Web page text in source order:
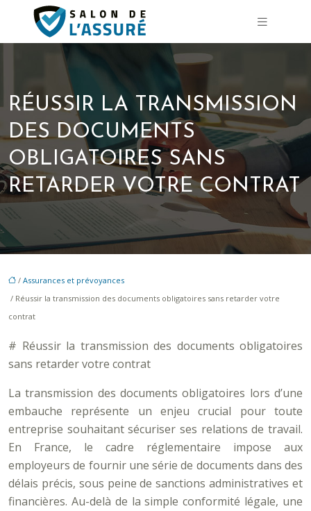
RÉUSSIR LA TRANSMISSION
DES DOCUMENTS
OBLIGATOIRES SANS
RETARDER VOTRE CONTRAT
/ Assurances et prévoyances
/ Réussir la transmission des documents obligatoires sans retarder votre
contrat
# Réussir la transmission des documents obligatoires
sans retarder votre contrat
La transmission des documents obligatoires lors d’une
embauche représente un enjeu crucial pour toute
entreprise souhaitant sécuriser ses relations de travail.
En France, le cadre réglementaire impose aux
employeurs de fournir une série de documents dans des
délais précis, sous peine de sanctions administratives et
financières. Au-delà de la simple conformité légale, une